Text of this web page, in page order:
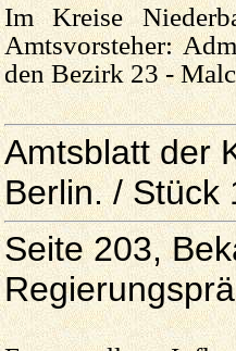
Im Kreise
Amtsvorsteher:
den Bezirk 23 -
Amtsblatt der
Berlin. /
Seite 203,